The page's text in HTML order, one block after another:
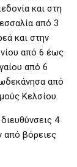
και στη
από 3
και στην
από 6 έως
από 6
από
Κελσίου.
4
από βόρειες